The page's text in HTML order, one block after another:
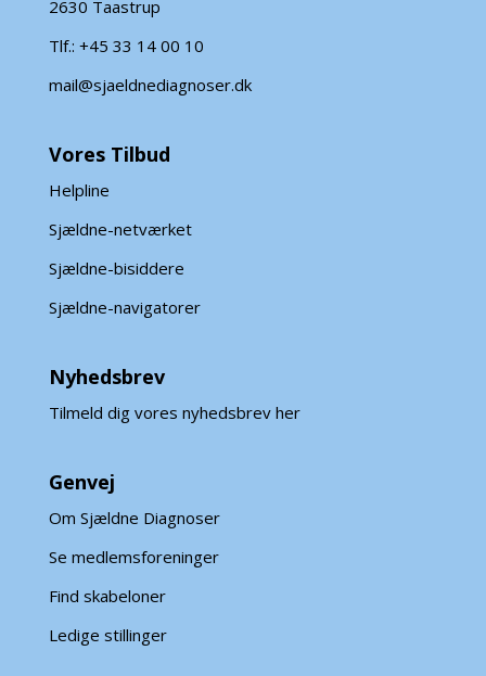
2630 Taastrup
Tlf.: +45 33 14 00 10
mail@sjaeldnediagnoser.dk
Vores Tilbud
Helpline
Sjældne-netværket
Sjældne-bisiddere
Sjældne-navigatorer
Nyhedsbrev
Tilmeld dig vores nyhedsbrev her
Genvej
Om Sjældne Diagnoser
Se medlemsforeninger
Find skabeloner
Ledige stillinger